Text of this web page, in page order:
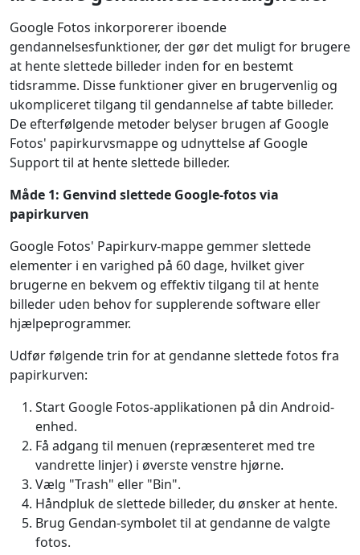
Google Fotos inkorporerer iboende
gendannelsesfunktioner, der gør det muligt for brugere
at hente slettede billeder inden for en bestemt
tidsramme. Disse funktioner giver en brugervenlig og
ukompliceret tilgang til gendannelse af tabte billeder.
De efterfølgende metoder belyser brugen af ​​Google
Fotos' papirkurvsmappe og udnyttelse af Google
Support til at hente slettede billeder.
Måde 1: Genvind slettede Google-fotos via
papirkurven
Google Fotos' Papirkurv-mappe gemmer slettede
elementer i en varighed på 60 dage, hvilket giver
brugerne en bekvem og effektiv tilgang til at hente
billeder uden behov for supplerende software eller
hjælpeprogrammer.
Udfør følgende trin for at gendanne slettede fotos fra
papirkurven:
Start Google Fotos-applikationen på din Android-
enhed.
Få adgang til menuen (repræsenteret med tre
vandrette linjer) i øverste venstre hjørne.
Vælg "Trash" eller "Bin".
Håndpluk de slettede billeder, du ønsker at hente.
Brug Gendan-symbolet til at gendanne de valgte
fotos.